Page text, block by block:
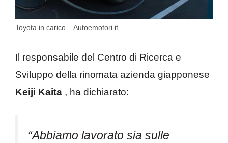
Toyota in carico – Autoemotori.it
Il responsabile del Centro di Ricerca e
Sviluppo della rinomata azienda giapponese
Keiji Kaita , ha dichiarato:
“Abbiamo lavorato sia sulle